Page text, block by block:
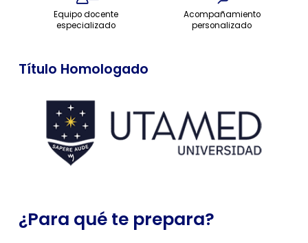
Equipo docente
especializado
Acompañamiento
personalizado
Título Homologado
¿Para qué te prepara?